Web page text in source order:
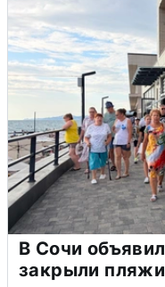
В Сочи
закрыли пляжи